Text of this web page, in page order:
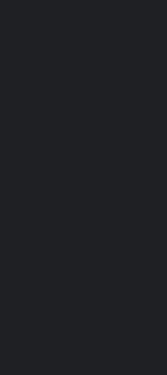
de reven­